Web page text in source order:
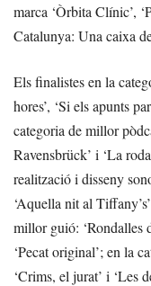
marca ‘Òrbita Clínic’,
Catalunya: Una caixa
Els finalistes en la
hores’, ‘Si els apunts
categoria de millor
Ravensbrück’ i ‘La
realització i disseny
‘Aquella nit al
millor guió: ‘Rondalles
‘Pecat original’; en la
‘Crims, el jurat’ i ‘Les